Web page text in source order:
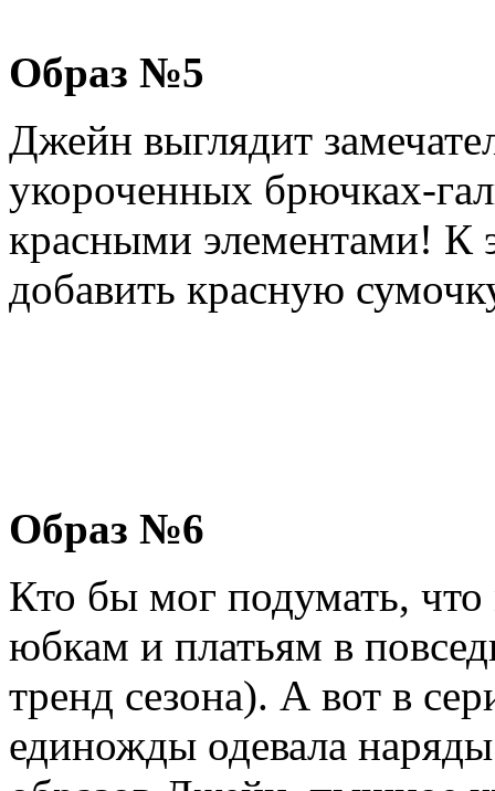
Образ №5
Джейн выглядит
укороченных брючках-
красными элементами! К
добавить красную
Образ №6
Кто бы мог подумать,
юбкам и платьям в
тренд сезона). А вот в
единожды одевала